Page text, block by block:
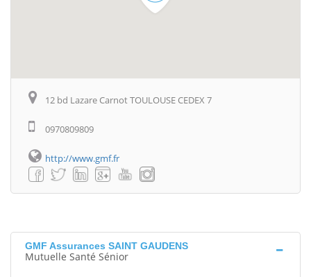
12 bd Lazare Carnot TOULOUSE CEDEX 7
0970809809
http://www.gmf.fr
GMF Assurances SAINT GAUDENS
Mutuelle Santé Sénior